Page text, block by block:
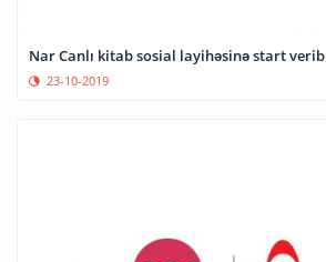
Nar Canlı kitab sosial layihəsinə start verib
23-10-2019